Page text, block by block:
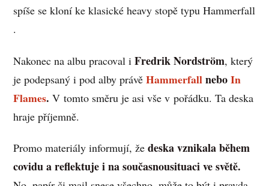
spíše se kloní ke klasické heavy stopě typu Hammerfall
.
Nakonec na albu pracoval i Fredrik Nordström, který
je podepsaný i pod alby právě HammerfallneboIn
Flames. V tomto směru je asi vše v pořádku. Ta deska
hraje příjemně.
Promo materiály informují, žedeska vznikala během
covidu a reflektuje i na současnousituaci ve světě.